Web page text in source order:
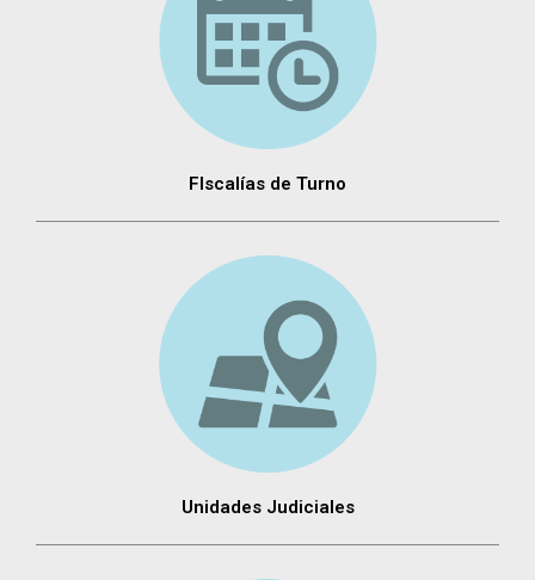
FIscalías de Turno
Unidades Judiciales